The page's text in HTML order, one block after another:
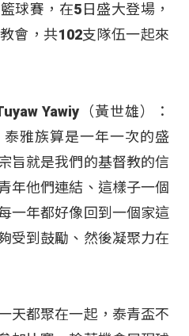
球賽，在5日盛大登場，
會，共102支隊伍一起來
Yawiy（黃世雄）：
泰雅族算是一年一次的盛
旨就是我們的基督教的信
年他們連結、這樣子一個
一年都好像回到一個家這
受到鼓勵、然後凝聚力在
天都聚在一起，泰青盃不